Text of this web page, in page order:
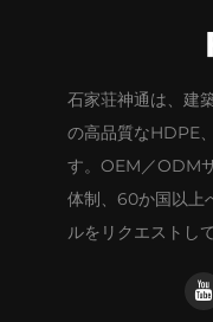
石家荘神通は、建
の高品質なHDPE
す。OEM／ODM
体制、60か国以上
ルをリクエストし